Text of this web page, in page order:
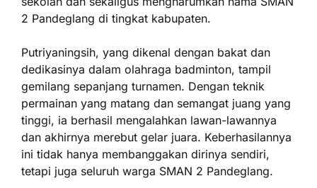
2 Pandeglang di tingkat kabupaten.
Putriyaningsih, yang dikenal dengan bakat dan
dedikasinya dalam olahraga badminton, tampil
gemilang sepanjang turnamen. Dengan teknik
permainan yang matang dan semangat juang yang
tinggi, ia berhasil mengalahkan lawan-lawannya
dan akhirnya merebut gelar juara. Keberhasilannya
ini tidak hanya membanggakan dirinya sendiri,
tetapi juga seluruh warga SMAN 2 Pandeglang.